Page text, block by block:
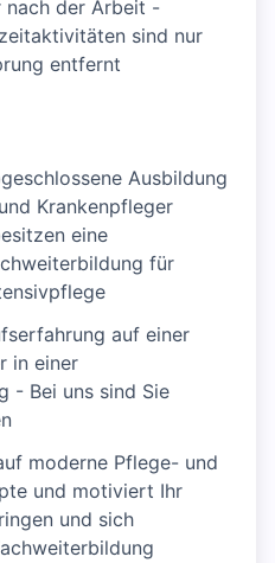
nach der Arbeit -
sind nur
entfernt
Ausbildung
Krankenpfleger
eine
für
auf einer
in einer
- Bei uns sind Sie
moderne Pflege- und
und motiviert Ihr
und sich